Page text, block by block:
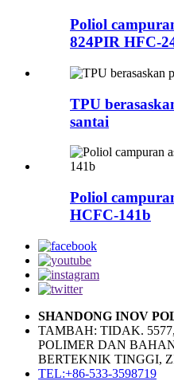
Poliol
824PIR HFC-
TPU
santai
Poliol
HCFC-141b
SHANDONG INOV
TAMBAH: TIDAK.
POLIMER DAN
BERTEKNIK TINGGI,
TEL:+86-533-3598719